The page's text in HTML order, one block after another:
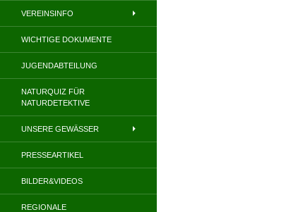
VEREINSINFO
WICHTIGE DOKUMENTE
JUGENDABTEILUNG
NATURQUIZ FÜR
NATURDETEKTIVE
UNSERE GEWÄSSER
PRESSEARTIKEL
BILDER&VIDEOS
REGIONALE